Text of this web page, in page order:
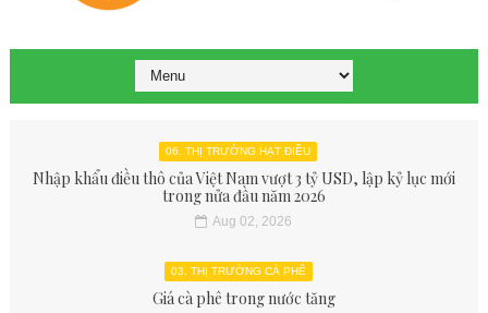
06. THỊ TRƯỜNG HẠT ĐIỀU
Nhập khẩu điều thô của Việt Nam vượt 3 tỷ USD, lập kỷ lục mới
trong nửa đầu năm 2026
Aug 02, 2026
03. THỊ TRƯỜNG CÀ PHÊ
Giá cà phê trong nước tăng